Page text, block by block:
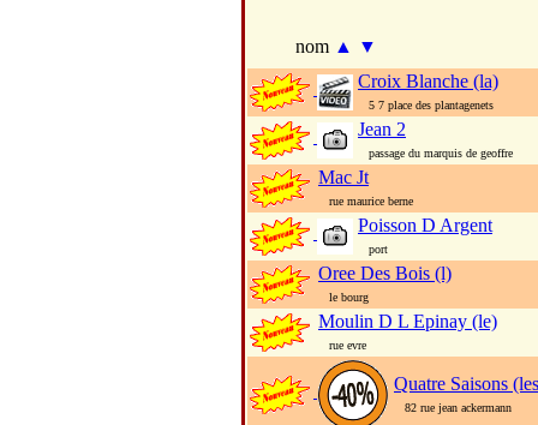
nom ▲
▼
Croix Blanche (la)
5 7 place des plantagenets
Jean 2
passage du marquis de geoffre
Mac Jt
rue maurice berne
Poisson D Argent
port
Oree Des Bois (l)
le bourg
Moulin D L Epinay (le)
rue evre
Quatre Saisons
82 rue jean ackermann